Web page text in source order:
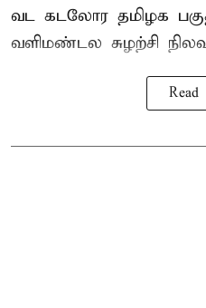
வட கடலோர தமிழக
வளிமண்டல சுழற்சி
Read